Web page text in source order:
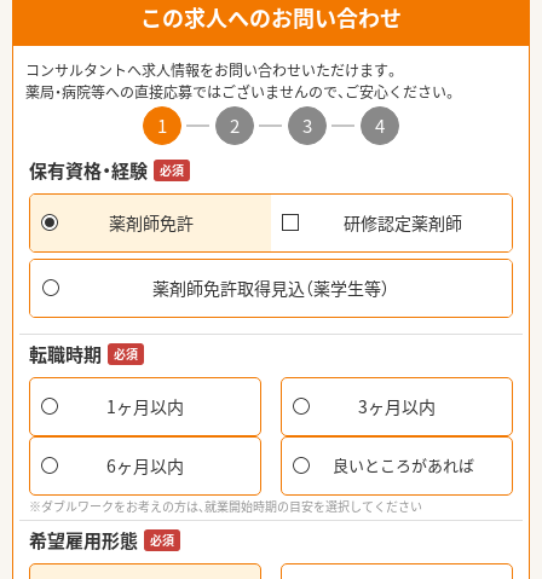
この求人へのお問い合わせ
コンサルタントへ求人情報をお問い合わせいただけます。
薬局・病院等への直接応募ではございませんので、ご安心ください。
1 2 3
4
保有資格・経験
必須
薬剤師免許 研修認定薬剤師
薬剤師免許取得見込（薬学生等）
転職時期 必須
1ヶ月以内 3ヶ月以内
6ヶ月以内 良いところがあれば
※ダブルワークをお考えの方は、就業開始時期の目安を選択してください
希望雇用形態 必須